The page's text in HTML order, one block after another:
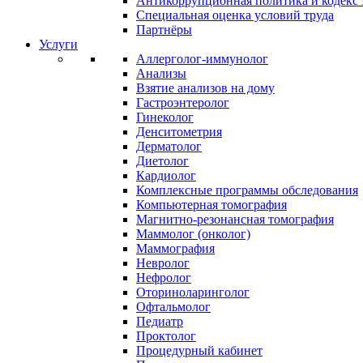
Специальная оценка условий труда
Партнёры
Услуги
Аллерголог-иммунолог
Анализы
Взятие анализов на дому
Гастроэнтеролог
Гинеколог
Денситометрия
Дерматолог
Диетолог
Кардиолог
Комплексные программы обследования
Компьютерная томография
Магнитно-резонансная томография
Маммолог (онколог)
Маммография
Невролог
Нефролог
Оториноларинголог
Офтальмолог
Педиатр
Проктолог
Процедурный кабинет